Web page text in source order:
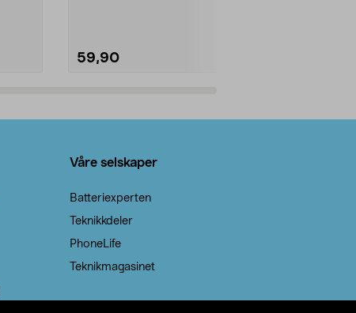
59,90
Våre selskaper
Batteriexperten
Teknikkdeler
PhoneLife
Teknikmagasinet